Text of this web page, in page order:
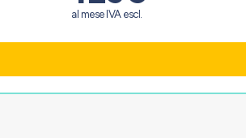
al mese IVA escl.